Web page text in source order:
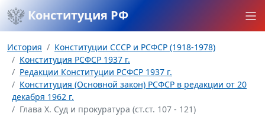
Конституция РФ
История
Конституции СССР и РСФСР (1918-1978)
Конституция РСФСР 1937 г.
Редакции Конституции РСФСР 1937 г.
Конституция (Основной закон) РСФСР в редакции от 20
декабря 1962 г.
Глава Х. Суд и прокуратура (ст.ст. 107 - 121)